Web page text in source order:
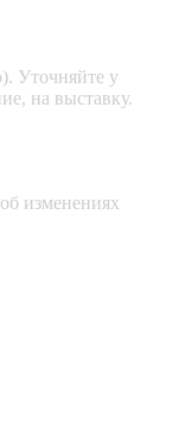
Уточняйте у
на выставку.
изменениях